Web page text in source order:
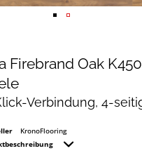
Firebrand Oak K450
Verbindung, 4-
KronoFlooring